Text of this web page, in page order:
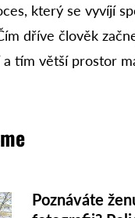
který se vyvíjí
dříve člověk
a tím větší prostor